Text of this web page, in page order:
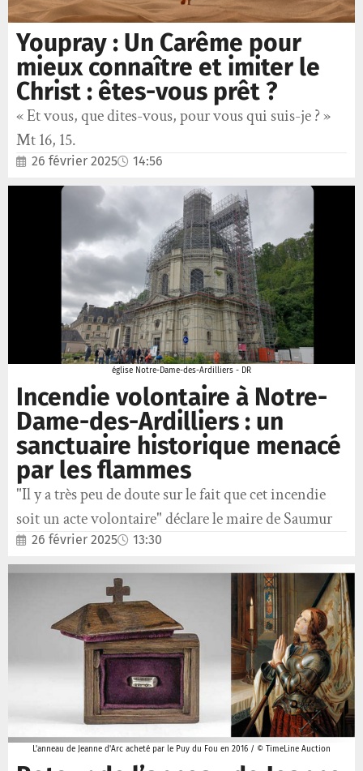
Youpray : Un Carême pour
mieux connaître et imiter le
Christ : êtes-vous prêt ?
« Et vous, que dites-vous, pour vous qui suis-je ? »
Mt 16, 15.
26 février 2025 14:56
église Notre-Dame-des-Ardilliers - DR
Incendie volontaire à Notre-
Dame-des-Ardilliers : un
sanctuaire historique menacé
par les flammes
"Il y a très peu de doute sur le fait que cet incendie
soit un acte volontaire" déclare le maire de Saumur
26 février 2025 13:30
L'anneau de Jeanne d'Arc acheté par le Puy du Fou en 2016 / © TimeLine Auction